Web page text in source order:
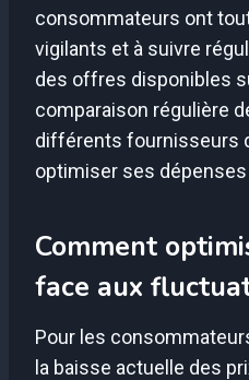
consommateurs ont
vigilants et à suivre
des offres disponibles
comparaison régulière
différents fournisseurs
optimiser ses
Comment
face aux
Pour les
la baisse actuelle des